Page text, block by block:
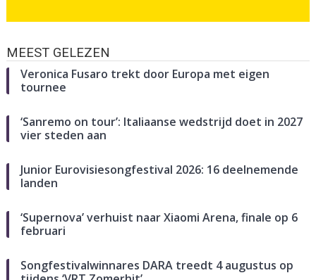
MEEST GELEZEN
Veronica Fusaro trekt door Europa met eigen
tournee
‘Sanremo on tour’: Italiaanse wedstrijd doet in 2027
vier steden aan
Junior Eurovisiesongfestival 2026: 16 deelnemende
landen
‘Supernova’ verhuist naar Xiaomi Arena, finale op 6
februari
Songfestivalwinnares DARA treedt 4 augustus op